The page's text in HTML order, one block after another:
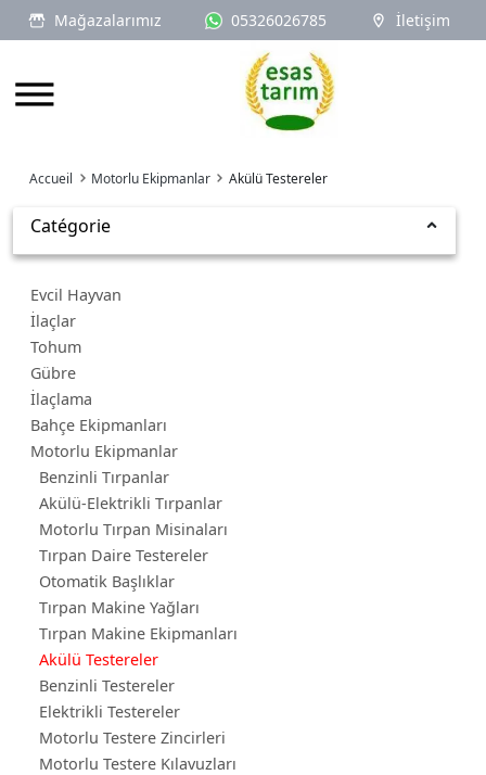
Mağazalarımız 05326026785 İletişim
Logo
Accueil Motorlu Ekipmanlar Akülü Testereler
Catégorie
Evcil Hayvan
İlaçlar
Tohum
Gübre
İlaçlama
Bahçe Ekipmanları
Motorlu Ekipmanlar
Benzinli Tırpanlar
Akülü-Elektrikli Tırpanlar
Motorlu Tırpan Misinaları
Tırpan Daire Testereler
Otomatik Başlıklar
Tırpan Makine Yağları
Tırpan Makine Ekipmanları
Akülü Testereler
Benzinli Testereler
Elektrikli Testereler
Motorlu Testere Zincirleri
Motorlu Testere Kılavuzları